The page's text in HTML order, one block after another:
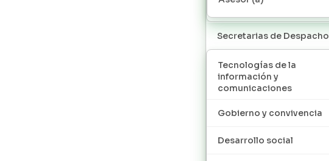
Secretarias de Despacho
Tecnologías de la
información y
comunicaciones
Gobierno y convivencia
Desarrollo social